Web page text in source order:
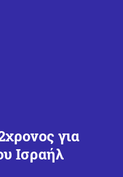
για
Ισραήλ